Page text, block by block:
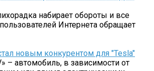
набирает обороты и все
Интернета обращает
новым конкурентом для "Tesla"
– автомобиль, в зависимости от